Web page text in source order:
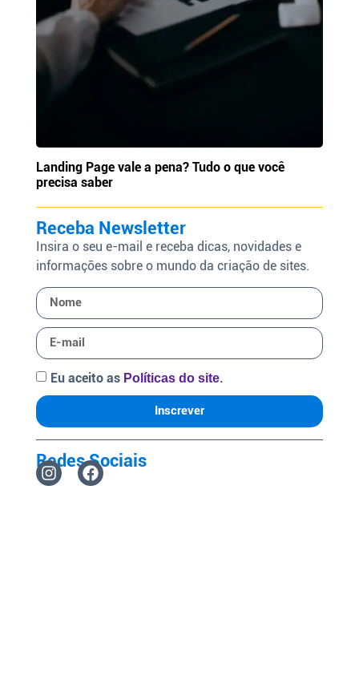
Landing Page vale a pena? Tudo o que você
precisa saber
Receba Newsletter
Insira o seu e-mail e receba dicas, novidades e
informações sobre o mundo da criação de sites.
Eu aceito as Políticas do site.
Inscrever
Redes Sociais